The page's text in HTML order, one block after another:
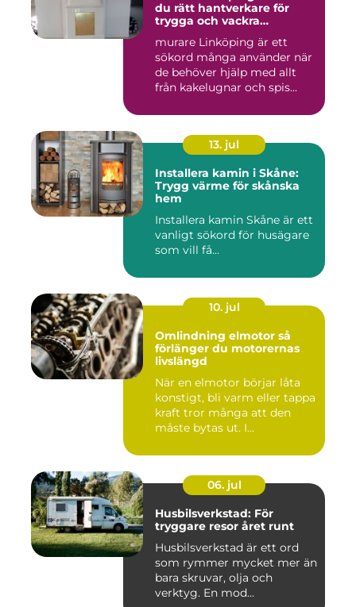
du rätt hantverkare för
trygga och vackra
murare Linköping är ett
sökord många använder när
de behöver hjälp med allt
från kakelugnar och spis...
13. jul
Installera kamin i Skåne:
Trygg värme för skånska
hem
Installera kamin Skåne är ett
vanligt sökord för husägare
som vill få...
10. jul
Omlindning elmotor så
förlänger du motorernas
livslängd
När en elmotor börjar låta
konstigt, bli varm eller tappa
kraft tror många att den
måste bytas ut. I...
06. jul
Husbilsverkstad: För
tryggare resor året runt
Husbilsverkstad är ett ord
som rymmer mycket mer än
bara skruvar, olja och
verktyg. En mod...